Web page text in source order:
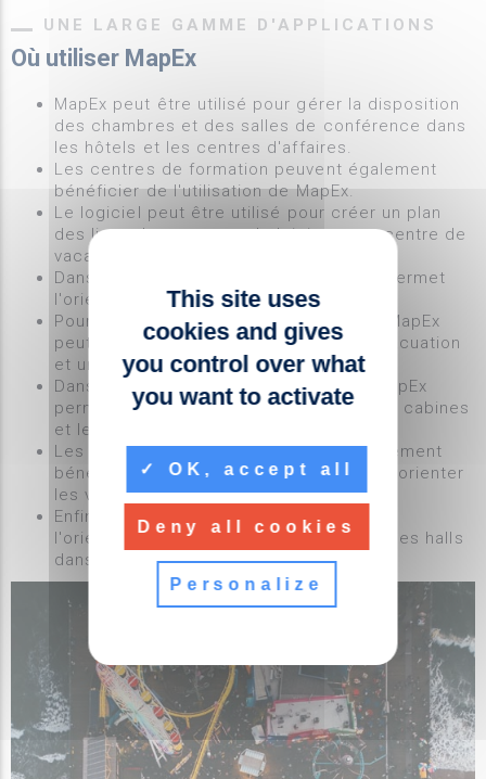
UNE LARGE GAMME D'APPLICATIONS
Où utiliser MapEx
MapEx peut être utilisé pour gérer la disposition
des chambres et des salles de conférence dans
les hôtels et les centres d'affaires.
Les centres de formation peuvent également
bénéficier de l'utilisation de MapEx.
Le logiciel peut être utilisé pour créer un plan
des lieux dans un parc de loisirs ou un centre de
vacances.
Dans les centres commerciaux, MapEx permet
l'orientation des visiteurs.
Pour les immeubles ou les résidences, MapEx
peut être utilisé pour créer un plan d'évacuation
et un plan pratique.
Dans le cas d'un bateau de croisière, MapEx
permet de guider les passagers vers les cabines
et les chambres.
Les centres commerciaux peuvent également
bénéficier de l'utilisation de MapEx pour orienter
les visiteurs et positionner les halls.
Enfin, MapEx peut être utilisé pour gérer
l'orientation des visiteurs et la position des halls
dans un parc des expositions.
This site uses
cookies and gives
you control over what
you want to activate
OK, accept all
Deny all cookies
Personalize